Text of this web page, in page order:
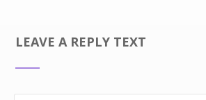
LEAVE A REPLY TEXT